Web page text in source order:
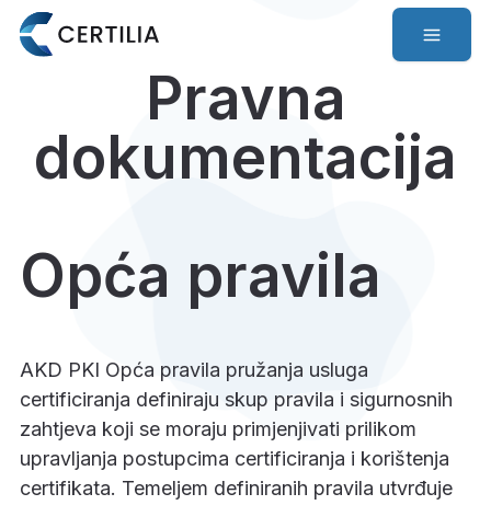
Pravna
dokumentacija
Opća pravila
AKD PKI Opća pravila pružanja usluga
certificiranja definiraju skup pravila i sigurnosnih
zahtjeva koji se moraju primjenjivati prilikom
upravljanja postupcima certificiranja i korištenja
certifikata. Temeljem definiranih pravila utvrđuje